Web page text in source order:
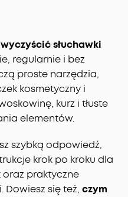
słuchawki
regularnie i bez
proste narzędzia,
kosmetyczny i
kurz i tłuste
elementów.
szybką odpowiedź,
krok po kroku dla
oraz praktyczne
się też, czym